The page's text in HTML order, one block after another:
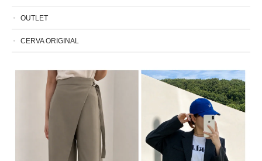
OUTLET
CERVA ORIGINAL